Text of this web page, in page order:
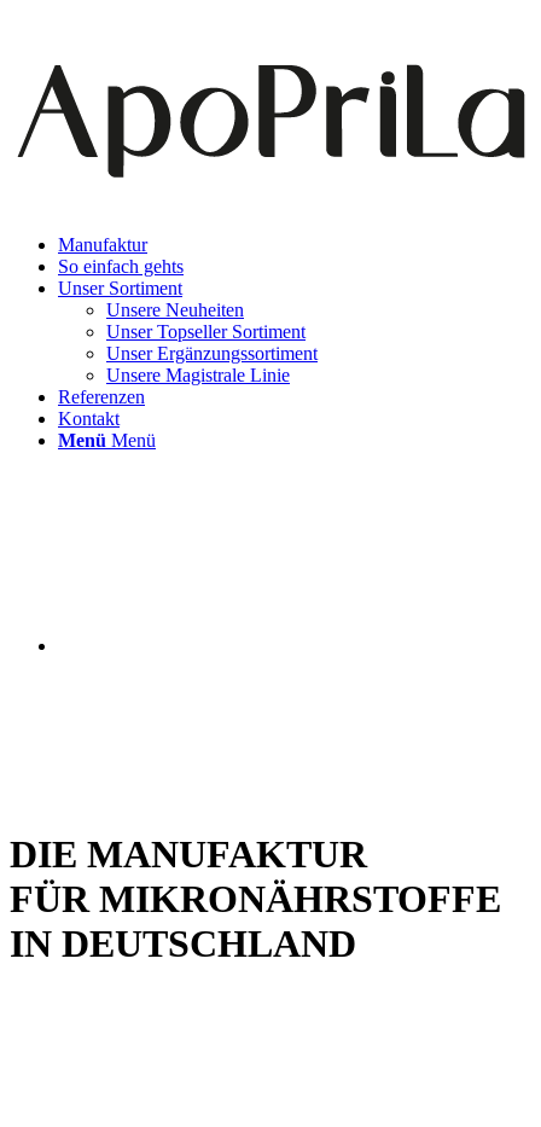
Manufaktur
So einfach gehts
Unser Sortiment
Unsere Neuheiten
Unser Topseller Sortiment
Unser Ergänzungssortiment
Unsere Magistrale Linie
Referenzen
Kontakt
Menü Menü
DIE MANUFAKTUR
FÜR MIKRONÄHRSTOFFE
IN DEUTSCHLAND